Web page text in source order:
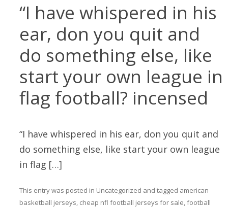
“I have whispered in his
ear, don you quit and
do something else, like
start your own league in
flag football? incensed
“I have whispered in his ear, don you quit and
do something else, like start your own league
in flag […]
This entry was posted in Uncategorized and tagged american
basketball jerseys, cheap nfl football jerseys for sale,football